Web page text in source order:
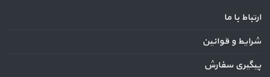
ارتباط با ما
شرایط و قوانین
پیگیری سفارش